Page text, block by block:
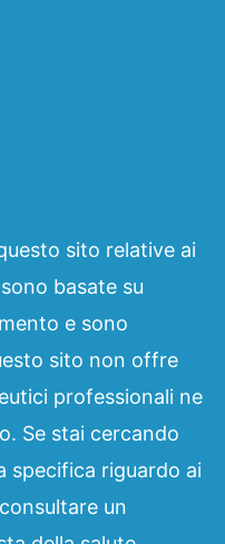
sito relative ai
basate su
e sono
sito non offre
professionali ne
Se stai cercando
specifica riguardo ai
un